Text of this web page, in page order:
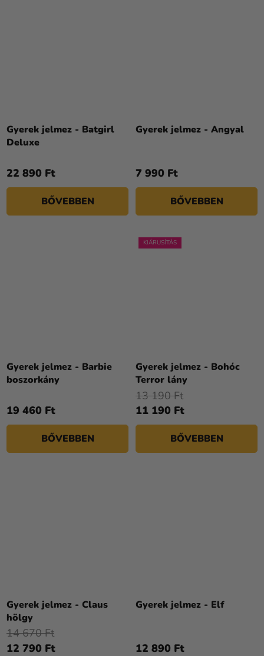
Gyerek jelmez - Batgirl
Deluxe
22 890 Ft
BŐVEBBEN
Gyerek jelmez - Angyal
7 990 Ft
BŐVEBBEN
Gyerek jelmez - Barbie
boszorkány
19 460 Ft
BŐVEBBEN
KIÁRUSÍTÁS
Gyerek jelmez - Bohóc
Terror lány
11 190 Ft
13 190 Ft
BŐVEBBEN
Gyerek jelmez - Claus
hölgy
12 790 Ft
14 670 Ft
Gyerek jelmez - Elf
12 890 Ft